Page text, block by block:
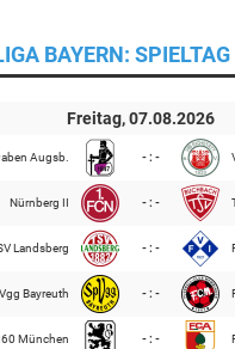
BAYERN:
Freitag, 07.08.2026
Augsb. - : -
Nürnberg II - : -
Landsberg - : -
Bayreuth - : -
München - : -